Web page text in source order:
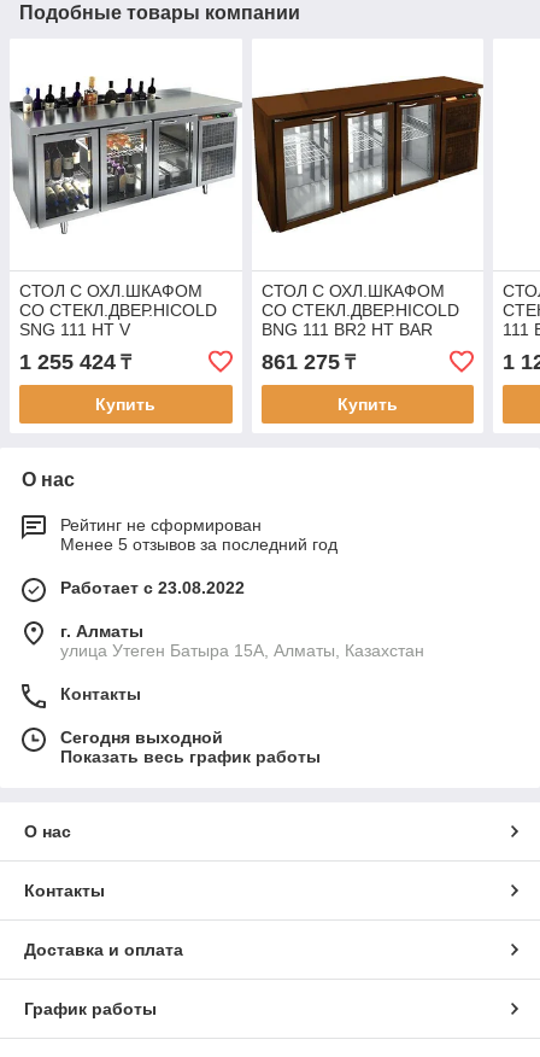
Подобные товары компании
СТОЛ C ОХЛ.ШКАФОМ
СО СТЕКЛ.ДВЕР.HICOLD
SNG 111 HT V
1 255 424 ₸
Купить
СТОЛ C ОХЛ.ШКАФОМ
СО СТЕКЛ.ДВЕР.HICOLD
BNG 111 BR2 HT BAR
861 275₸
Купить
111
1
О нас
Рейтинг не сформирован
Менее 5 отзывов за последний год
Работает с 23.08.2022
г. Алматы
улица Утеген Батыра 15А, Алматы, Казахстан
Контакты
Сегодня выходной
Показать весь график работы
О нас
Контакты
Доставка и оплата
График работы